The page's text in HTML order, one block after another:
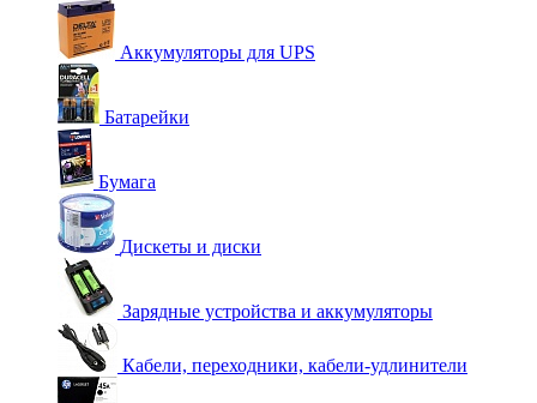
Аккумуляторы для UPS
Батарейки
Бумага
Дискеты и диски
Зарядные устройства и аккумуляторы
Кабели, переходники, кабели-удлинители